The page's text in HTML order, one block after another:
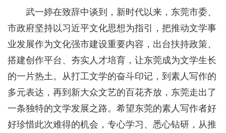
武一婷在致辞中谈到，新时代以来，东莞市委、
市政府坚持以习近平文化思想为指引，把推动文学事
业发展作为文化强市建设重要内容，出台扶持政策、
搭建创作平台、夯实人才培育，让东莞成为文学生长
的一片热土。从打工文学的奋斗印记，到素人写作的
多元表达，再到新大众文艺的百花齐放，东莞走出了
一条独特的文学发展之路。希望东莞的素人写作者好
好珍惜此次难得的机会，专心学习、悉心钻研，从推